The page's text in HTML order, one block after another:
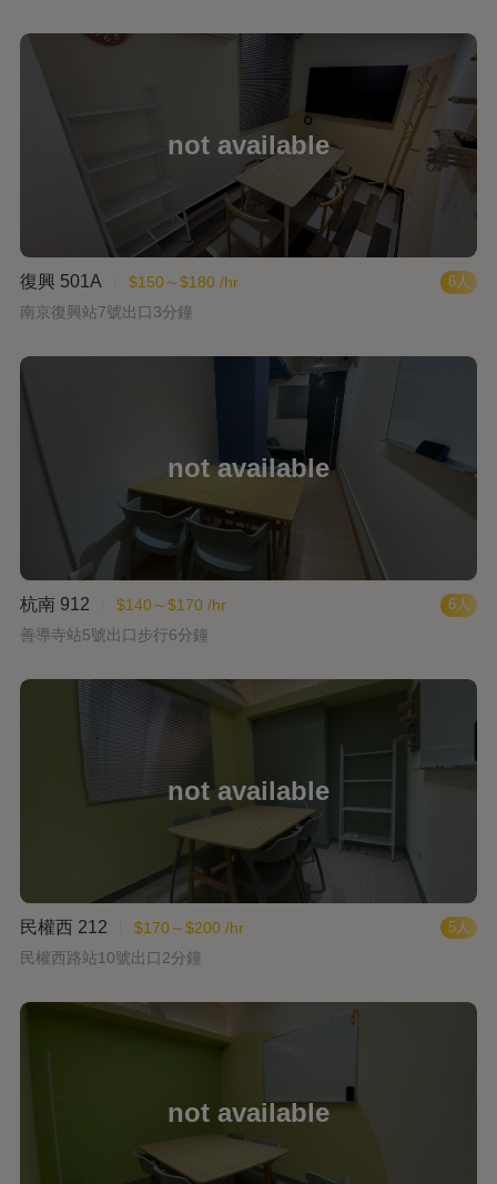
6人
復興 501A
$150～$180 /hr
南京復興站7號出口3分鐘
6人
杭南 912
$140～$170 /hr
善導寺站5號出口步行6分鐘
5人
民權西 212
$170～$200 /hr
民權西路站10號出口2分鐘